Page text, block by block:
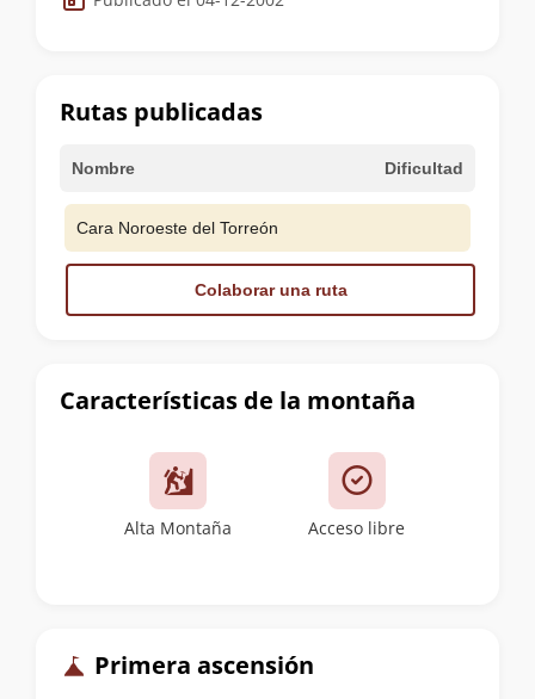
de
cumbre
Características de la montaña
Alta Montaña Acceso libre
Primera ascensión
Rutas publicadas
Nombre Dificultad
Cara Noroeste del Torreón
Colaborar una ruta